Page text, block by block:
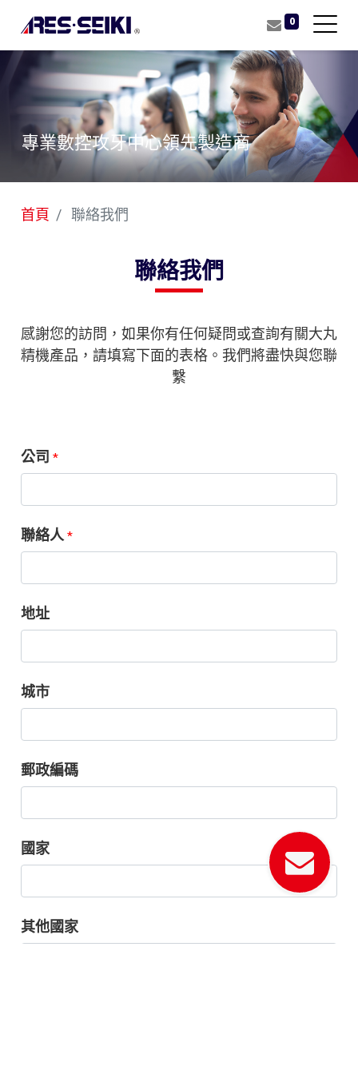
0
專業數控攻牙中心領先製造商
首頁 聯絡我們
聯絡我們
感謝您的訪問，如果你有任何疑問或查詢有關大丸
精機產品，請填寫下面的表格。我們將盡快與您聯
繫
公司 *
聯絡人 *
地址
城市
郵政編碼
國家
其他國家